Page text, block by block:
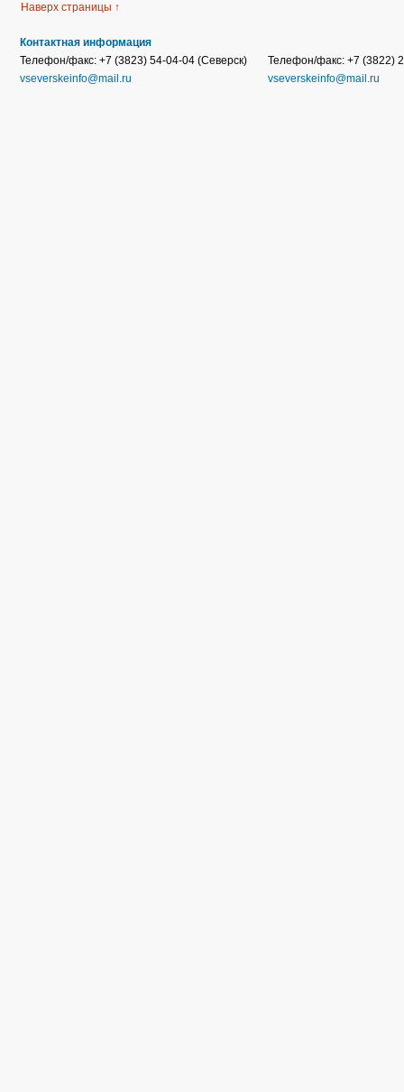
Наверх страницы ↑
Контактная информация
Телефон/факс: +7 (3823) 54-04-04 (Северск)
vseverskeinfo@mail.ru
Телефон/факс: +7 (3822)
vseverskeinfo@mail.ru